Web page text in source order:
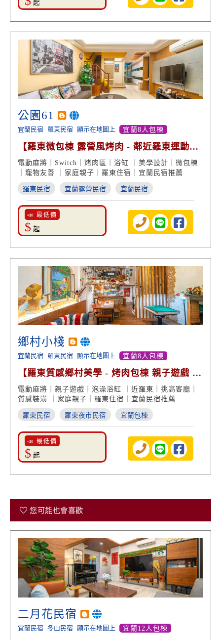
起
公園61
宜蘭民宿 羅東民宿 顯示在地圖上 宜蘭8人包棟
【羅東微包棟 露營風烤肉 - 鄰近羅東運動公
園 質感住宿】
電動麻將｜Switch｜烤肉區｜浴缸 ｜美學設計｜微包棟
｜寵物友善 ｜家庭親子｜羅東住宿｜宜蘭民宿推薦
羅東民宿 宜蘭露營民宿 宜蘭民宿
📣 最低價
$ 起
鄉村小棧
宜蘭民宿 羅東民宿 顯示在地圖上 宜蘭8人包棟
【羅東質感鄉村美學 - 烤肉包棟 親子遊戲 泡
澡放鬆】
電動麻將｜親子遊戲｜泡澡浴缸 ｜近羅東｜挑高客廳｜
質感裝潢 ｜家庭親子｜羅東住宿｜宜蘭民宿推薦
羅東民宿 羅東夜市民宿 宜蘭包棟
📣 最低價
$ 起
您可能也會喜歡
二月花民宿
宜蘭民宿 冬山民宿 顯示在地圖上 宜蘭12人包棟